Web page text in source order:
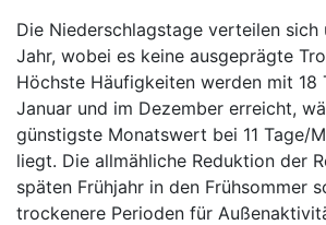
Die Niederschlagstage verteilen sich
Jahr, wobei es keine ausgeprägte
Höchste Häufigkeiten werden mit 18
Januar und im Dezember erreicht,
günstigste Monatswert bei 11 Tage/
liegt. Die allmähliche Reduktion der
späten Frühjahr in den Frühsommer
trockenere Perioden für